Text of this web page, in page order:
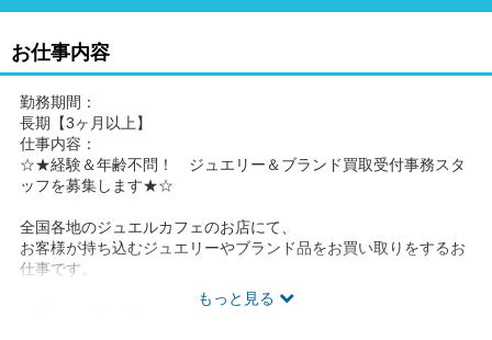
お仕事内容
もっと見る
勤務期間：
長期【3ヶ月以上】
仕事内容：
☆★経験＆年齢不問！ ジュエリー＆ブランド買取受付事務スタ
ッフを募集します★☆
全国各地のジュエルカフェのお店にて、
お客様が持ち込むジュエリーやブランド品をお買い取りをするお
仕事です。